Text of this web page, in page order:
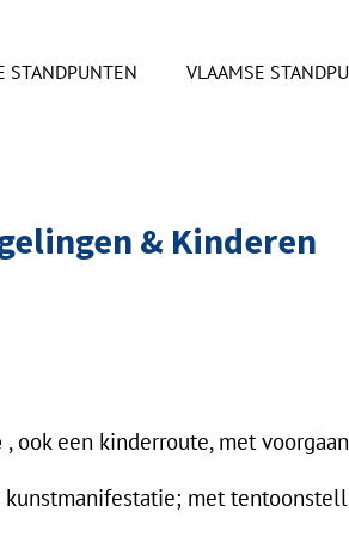
STANDPUNTEN VLAAMSE
& Kinderen
, ook een kinderroute, met
met